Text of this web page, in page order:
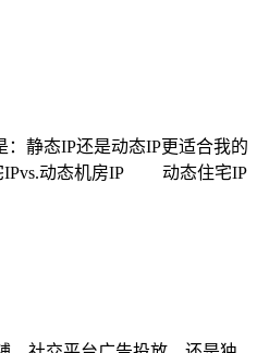
静态IP还是动态IP更适合我的
IPvs.动态机房IP 动态住宅IP